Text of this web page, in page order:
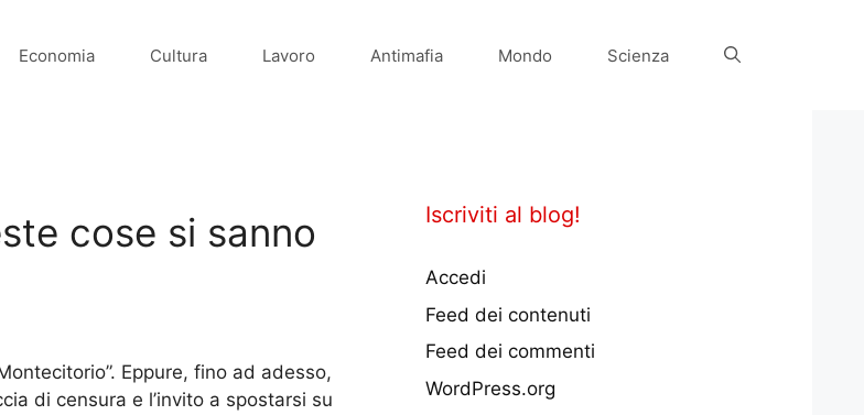
Economia Cultura Lavoro Antimafia Mondo Scienza
cose si sanno
Eppure, fino ad adesso,
di censura e l’invito a spostarsi su
Iscriviti al blog!
Accedi
Feed dei contenuti
Feed dei commenti
WordPress.org